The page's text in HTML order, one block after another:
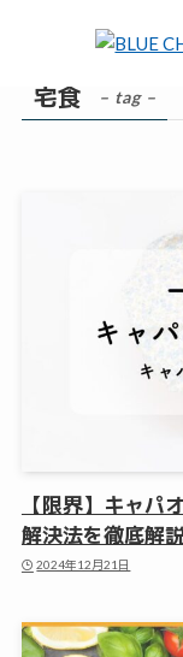
宅食 – tag –
【限界】キャパ
解決法を徹底解
2024年12月21日